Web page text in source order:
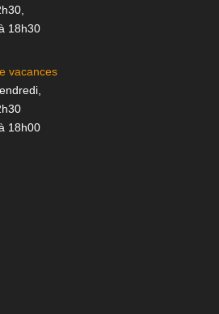
18h30
vacances
18h00